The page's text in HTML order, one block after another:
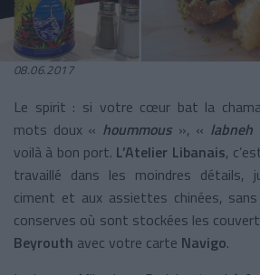
08.06.2017
Le spirit : si votre cœur bat la
mots doux « hoummous », « labneh
voilà à bon port. L’Atelier Libanais,
travaillé dans les moindres détails,
ciment et aux assiettes chinées,
conserves où sont stockées les
Beyrouth avec votre carte Navigo.